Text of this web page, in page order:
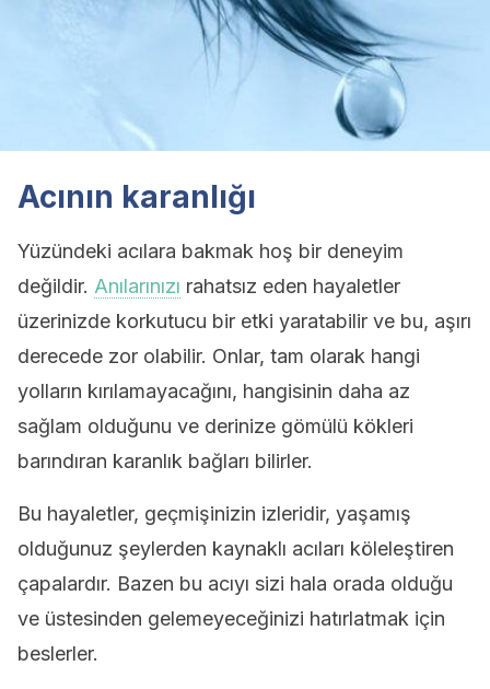
Acının karanlığı
Yüzündeki acılara bakmak hoş bir deneyim
değildir. Anılarınızı rahatsız eden hayaletler
üzerinizde korkutucu bir etki yaratabilir ve bu, aşırı
derecede zor olabilir. Onlar, tam olarak hangi
yolların kırılamayacağını, hangisinin daha az
sağlam olduğunu ve derinize gömülü kökleri
barındıran karanlık bağları bilirler.
Bu hayaletler, geçmişinizin izleridir, yaşamış
olduğunuz şeylerden kaynaklı acıları köleleştiren
çapalardır. Bazen bu acıyı sizi hala orada olduğu
ve üstesinden gelemeyeceğinizi hatırlatmak için
beslerler.